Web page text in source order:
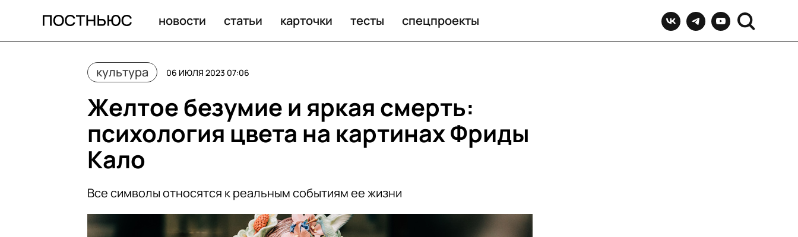
новости статьи карточки тесты спецпроекты
культура 06 ИЮЛЯ 2023 07:06
Желтое безумие и яркая смерть:
психология цвета на картинах Фриды
Кало
Все символы относятся к реальным событиям ее жизни